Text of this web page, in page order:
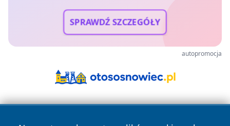
SPRAWDŹ SZCZEGÓŁY
autopromocja